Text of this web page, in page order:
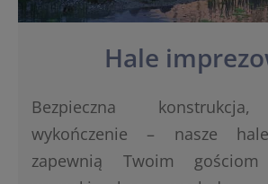
Hale
Bezpieczna
wykończenie – nasze
zapewnią Twoim gościom